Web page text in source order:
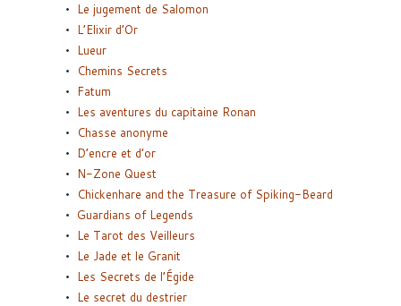
Le jugement de Salomon
L’Elixir d’Or
Lueur
Chemins Secrets
Fatum
Les aventures du capitaine Ronan
Chasse anonyme
D’encre et d’or
N-Zone Quest
Chickenhare and the Treasure of Spiking-Beard
Guardians of Legends
Le Tarot des Veilleurs
Le Jade et le Granit
Les Secrets de l’Égide
Le secret du destrier